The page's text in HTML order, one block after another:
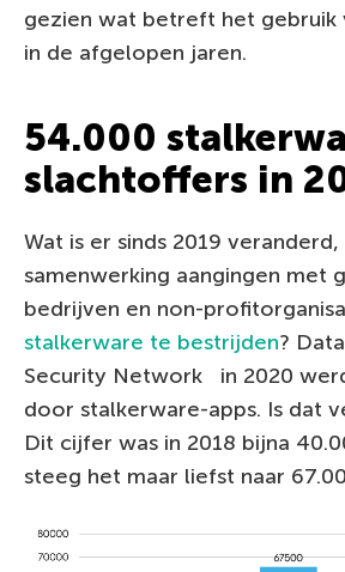
gezien wat betreft het gebruik
in de afgelopen jaren.
54.000
slachtoffers in
Wat is er sinds 2019
samenwerking aangingen met
bedrijven en non-
stalkerware te bestrijden?
Security Network
in 2020
door stalkerware-apps. Is dat
Dit cijfer was in 2018 bijna
steeg het maar liefst naar